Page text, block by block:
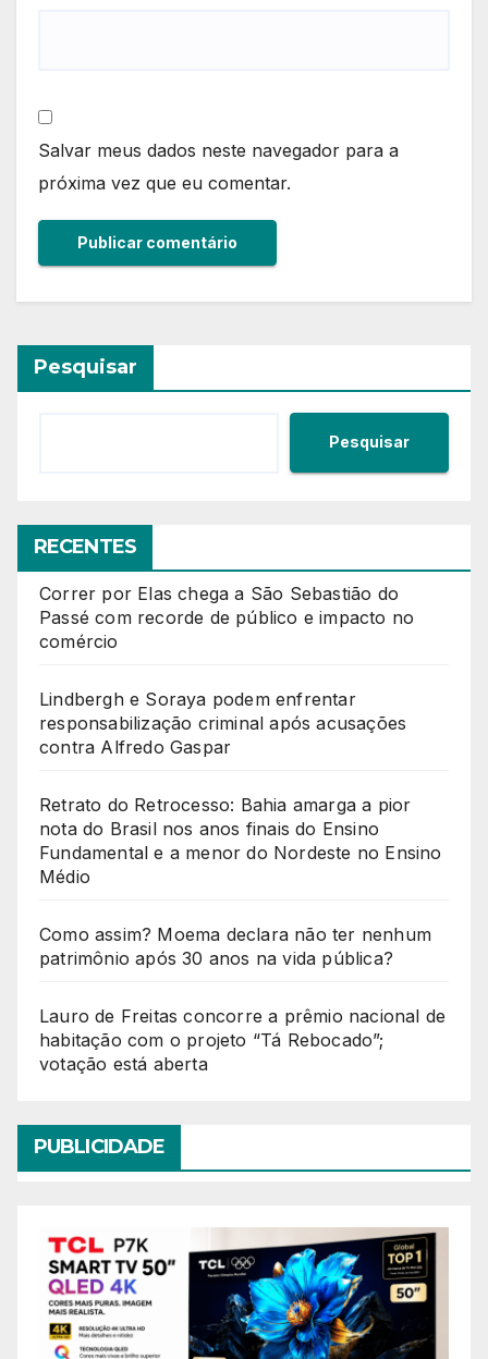
Salvar meus dados neste navegador para a
próxima vez que eu comentar.
Pesquisar
Pesquisar
RECENTES
Correr por Elas chega a São Sebastião do
Passé com recorde de público e impacto no
comércio
Lindbergh e Soraya podem enfrentar
responsabilização criminal após acusações
contra Alfredo Gaspar
Retrato do Retrocesso: Bahia amarga a pior
nota do Brasil nos anos finais do Ensino
Fundamental e a menor do Nordeste no Ensino
Médio
Como assim? Moema declara não ter nenhum
patrimônio após 30 anos na vida pública?
Lauro de Freitas concorre a prêmio nacional de
habitação com o projeto “Tá Rebocado”;
votação está aberta
PUBLICIDADE